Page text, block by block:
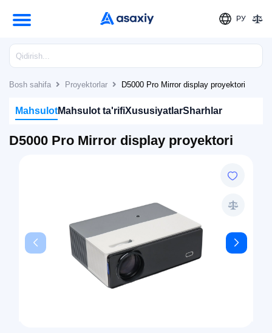
РУ
Bosh sahifa Proyektorlar D5000 Pro Mirror display proyektori
MahsulotMahsulot ta'rifiXususiyatlarSharhlar
D5000 Pro Mirror display proyektori